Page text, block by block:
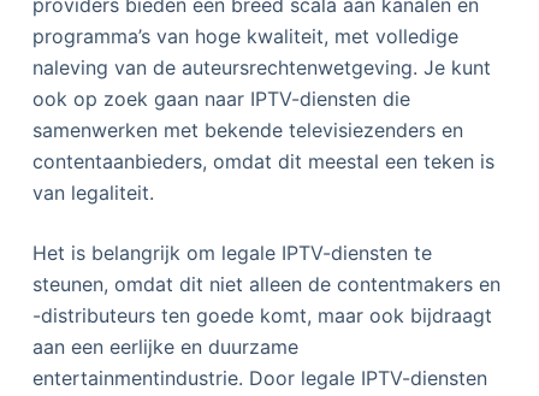
providers bieden een breed scala aan kanalen en
programma’s van hoge kwaliteit, met volledige
naleving van de auteursrechtenwetgeving. Je kunt
ook op zoek gaan naar IPTV-diensten die
samenwerken met bekende televisiezenders en
contentaanbieders, omdat dit meestal een teken is
van legaliteit.
Het is belangrijk om legale IPTV-diensten te
steunen, omdat dit niet alleen de contentmakers en
-distributeurs ten goede komt, maar ook bijdraagt
aan een eerlijke en duurzame
entertainmentindustrie. Door legale IPTV-diensten